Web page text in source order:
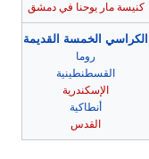
كنيسة مار يوحنا في دمشق
الكراسي الخمسة القديمة
روما
القسطنطينية
الإسكندرية
أنطاكية
القدس